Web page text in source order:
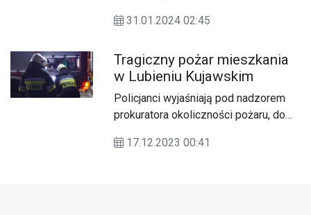
którego doszło w gminie Lubień
31.01.2024 02:45
Tragiczny pożar mieszkania
w Lubieniu Kujawskim
Policjanci wyjaśniają pod nadzorem
prokuratora okoliczności pożaru, do
w Lubieniu Kujawskim. Niestety,
17.12.2023 00:41